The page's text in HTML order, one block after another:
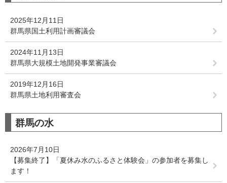
2025年12月11日
群馬県国土利用計画審議会
2024年11月13日
群馬県大規模土地開発事業審議会
2019年12月16日
群馬県土地利用審査会
群馬の水
2026年7月10日
【募集終了】「夏休み水のふるさと体験会」の参加者を募集し
ます！